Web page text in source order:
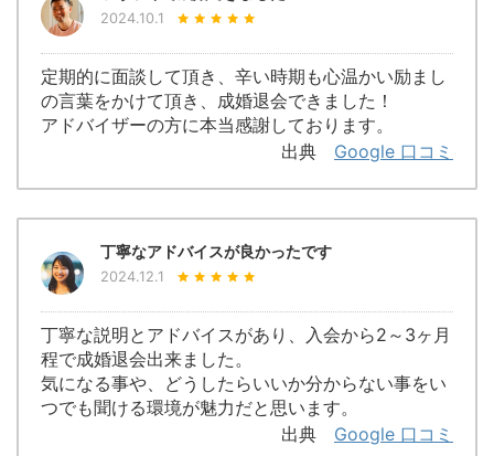
2024.10.1
定期的に面談して頂き、辛い時期も心温かい励まし
の言葉をかけて頂き、成婚退会できました！
アドバイザーの方に本当感謝しております。
出典 Google 口コミ
丁寧なアドバイスが良かったです
2024.12.1
丁寧な説明とアドバイスがあり、入会から2～3ヶ月
程で成婚退会出来ました。
気になる事や、どうしたらいいか分からない事をい
つでも聞ける環境が魅力だと思います。
出典 Google 口コミ